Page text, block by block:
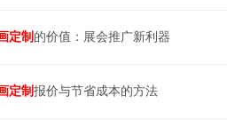
定制 的价值：展会推广新利器
定制 报价与节省成本的方法